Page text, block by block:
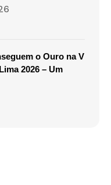
o Ouro na V
2026 – Um